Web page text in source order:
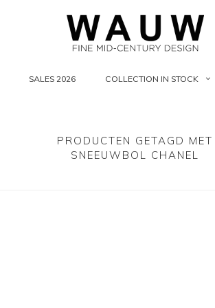
SALES 2026 COLLECTION IN STOCK
PRODUCTEN GETAGD MET
SNEEUWBOL CHANEL